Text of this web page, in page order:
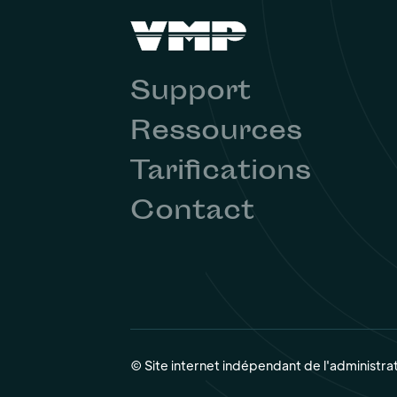
Support
Ressources
Tarifications
Contact
© Site internet indépendant de